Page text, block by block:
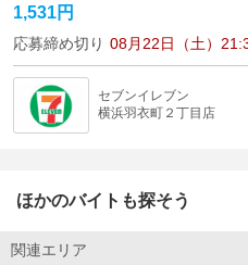
1,531円
応募締め切り 08月22日（土）
セブンイレブン
横浜羽衣町２丁目店
ほかのバイトも探そう
関連エリア